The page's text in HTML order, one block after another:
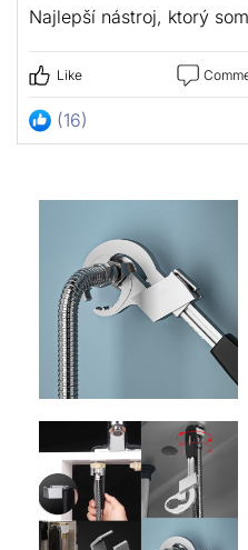
Najlepší nástroj, ktorý
Like
(16)